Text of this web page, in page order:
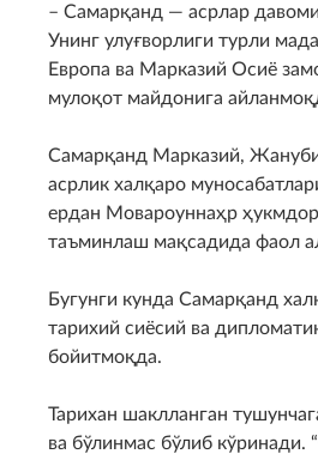
– Самарқанд — асрлар
Унинг улуғворлиги турли
Европа ва Марказий Осиё
мулоқот майдонига
Самарқанд Марказий,
асрлик халқаро
ердан Мовароуннаҳр
таъминлаш мақсадида фаол
Бугунги кунда Самарқанд
тарихий сиёсий ва
бойитмоқда.
Тарихан шаклланган
ва бўлинмас бўлиб